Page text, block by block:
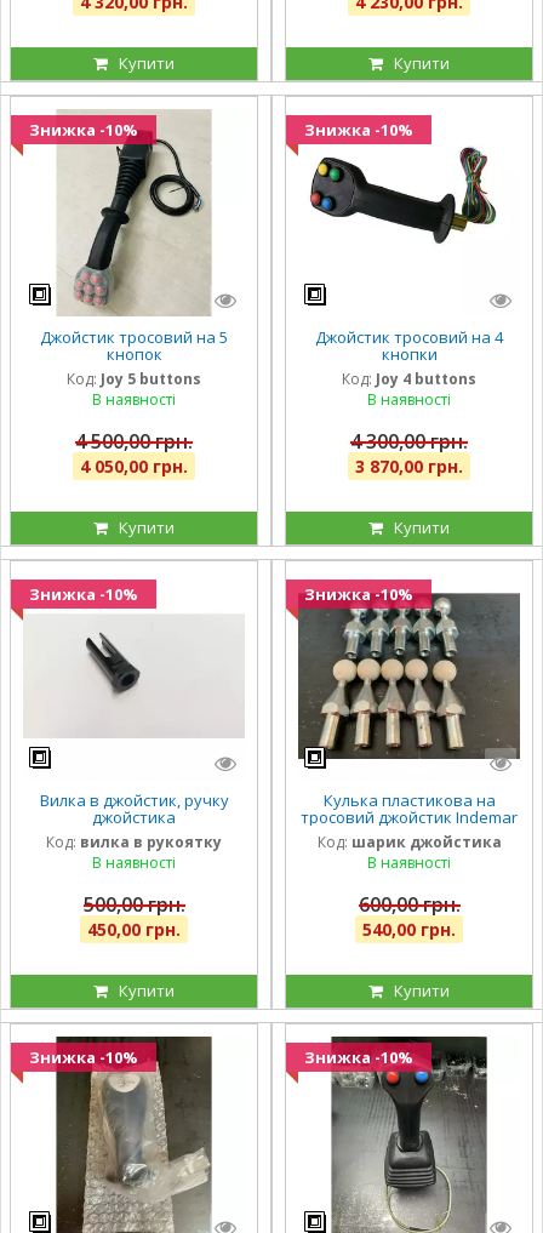
Купити Купити
Знижка -10%
Джойстик тросовий на 5
кнопок
Код: Joy 5 buttons
В наявності
4 500,00 грн.
4 050,00 грн.
Купити
Знижка -10%
Джойстик тросовий на 4
кнопки
Код: Joy 4 buttons
В наявності
4 300,00 грн.
3 870,00 грн.
Купити
Знижка -10%
Вилка в джойстик, ручку
джойстика
Код: вилка в рукоятку
В наявності
500,00 грн.
450,00 грн.
Купити
Знижка -10%
Кулька пластикова на
тросовий джойстик Indemar
Код: шарик джойстика
В наявності
600,00 грн.
540,00 грн.
Купити
Знижка -10% Знижка -10%